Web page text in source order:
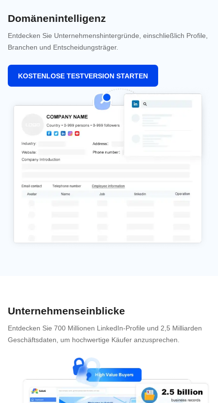
Domänenintelligenz
Entdecken Sie Unternehmenshintergründe, einschließlich Profile,
Branchen und Entscheidungsträger.
KOSTENLOSE TESTVERSION STARTEN
Unternehmenseinblicke
Entdecken Sie 700 Millionen LinkedIn-Profile und 2,5 Milliarden
Geschäftsdaten, um hochwertige Käufer anzusprechen.